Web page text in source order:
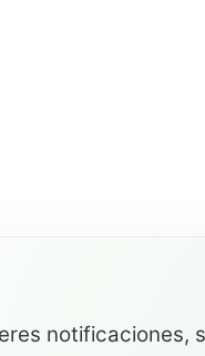
notificaciones,